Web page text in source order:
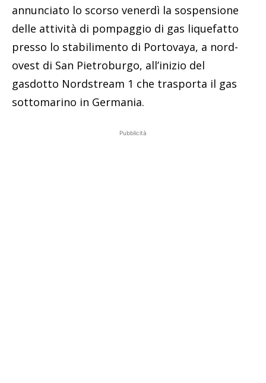
annunciato lo scorso venerdì la sospensione
delle attività di pompaggio di gas liquefatto
presso lo stabilimento di Portovaya, a nord-
ovest di San Pietroburgo, all’inizio del
gasdotto Nordstream 1 che trasporta il gas
sottomarino in Germania.
Pubblicità